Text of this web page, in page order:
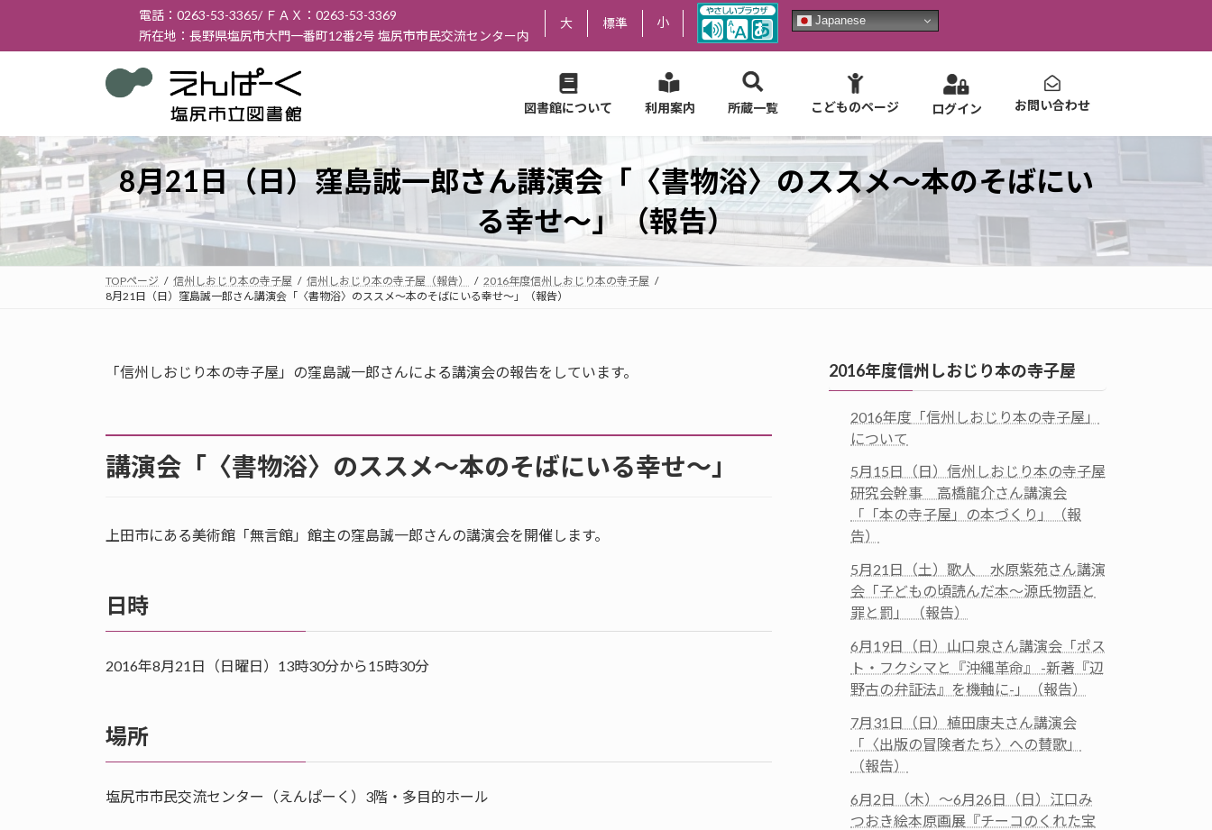
テ
ス
キ
ッ
ゲ
ン
に
移
電話：0263-53-3365/ ＦＡＸ：0263-53-3369
所在地：長野県塩尻市大門一番町12番2号 塩尻市市民交流センター内
大 標準 小 Japanese
図書館について 利用案内 所蔵一覧 こどものページ ログイン お問い合わせ
8月21日（日）窪島誠一郎さん講演会「〈書物浴〉のススメ～本のそばにい
る幸せ～」（報告）
TOPページ 信州しおじり本の寺子屋 信州しおじり本の寺子屋（報告）
2016年度信州しおじり本の寺子屋
8月21日（日）窪島誠一郎さん講演会「〈書物浴〉のススメ～本のそばにいる幸せ～」（報告）
「信州しおじり本の寺子屋」の窪島誠一郎さんによる講演会の報告をしています。
講演会「〈書物浴〉のススメ～本のそばにいる幸せ～」
上田市にある美術館「無言館」館主の窪島誠一郎さんの講演会を開催します。
日時
2016年8月21日（日曜日）13時30分から15時30分
場所
塩尻市市民交流センター（えんぱーく）3階・多目的ホール
2016年度信州しおじり本の寺子屋
2016年度「信州しおじり本の寺子屋」
について
5月15日（日）信州しおじり本の寺子屋
研究会幹事 高橋龍介さん講演会
「「本の寺子屋」の本づくり」（報
告）
5月21日（土）歌人 水原紫苑さん講演
会「子どもの頃読んだ本～源氏物語と
罪と罰」 （報告）
6月19日（日）山口泉さん講演会「ポス
ト・フクシマと『沖縄革命』 -新著『辺
野古の弁証法』を機軸に-」（報告）
7月31日（日）植田康夫さん講演会
「〈出版の冒険者たち〉への賛歌」
（報告）
6月2日（木）～6月26日（日）江口み
つおき絵本原画展『チーコのくれた宝